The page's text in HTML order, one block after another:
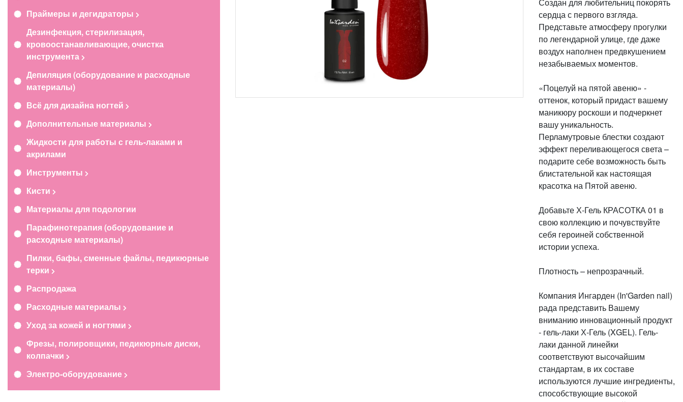
Праймеры и дегидраторы
Дезинфекция, стерилизация,
кровоостанавливающие, очистка
инструмента
Депиляция (оборудование и расходные
материалы)
Всё для дизайна ногтей
Дополнительные материалы
Жидкости для работы с гель-лаками и
акрилами
Инструменты
Кисти
Материалы для подологии
Парафинотерапия (оборудование и
расходные материалы)
Пилки, бафы, сменные файлы, педикюрные
терки
Распродажа
Расходные материалы
Уход за кожей и ногтями
Фрезы, полировщики, педикюрные диски,
колпачки
Электро-оборудование
Создан для любительниц покорять
сердца с первого взгляда.
Представьте атмосферу прогулки
по легендарной улице, где даже
воздух наполнен предвкушением
незабываемых моментов.
«Поцелуй на пятой авеню» -
оттенок, который придаст вашему
маникюру роскоши и подчеркнет
вашу уникальность.
Перламутровые блестки создают
эффект переливающегося света –
подарите себе возможность быть
блистательной как настоящая
красотка на Пятой авеню.
Добавьте Х-Гель КРАСОТКА 01 в
свою коллекцию и почувствуйте
себя героиней собственной
истории успеха.
Плотность – непрозрачный.
Компания Ингарден (In'Garden nail)
рада представить Вашему
вниманию инновационный продукт
- гель-лаки Х-Гель (XGEL). Гель-
лаки данной линейки
соответствуют высочайшим
стандартам, в их составе
используются лучшие ингредиенты,
способствующие высокой